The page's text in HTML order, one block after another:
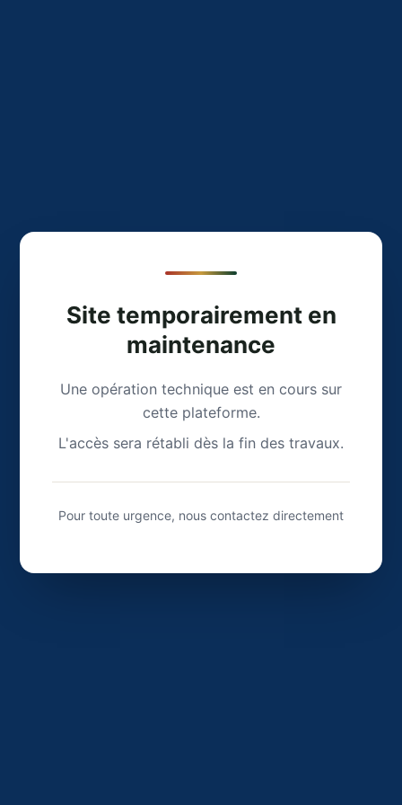
Site temporairement en
maintenance
Une opération technique est en cours sur
cette plateforme.
L'accès sera rétabli dès la fin des travaux.
Pour toute urgence, nous contactez directement